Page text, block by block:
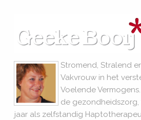
Stromend, Stralend
Vakvrouw in het
Voelende
de gezondheidszorg,
jaar als zelfstandig